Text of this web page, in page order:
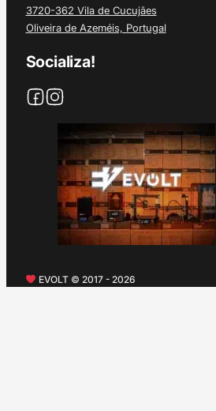
3720-362 Vila de Cucujães
Oliveira de Azeméis, Portugal
Socializa!
EVOLT © 2017 - 2026